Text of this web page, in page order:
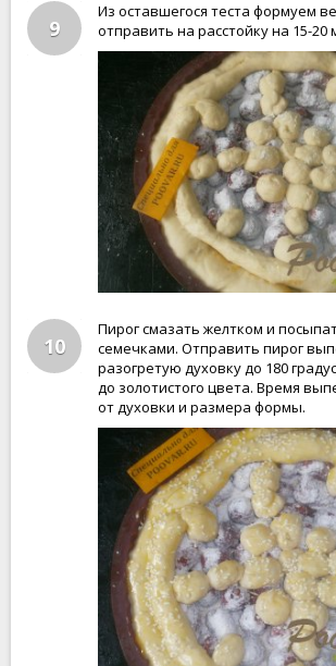
9
Из оставшегося теста формуем
отправить на расстойку на 15-20
10
Пирог смазать желтком и
семечками. Отправить пирог
разогретую духовку до 180
до золотистого цвета. Время
от духовки и размера формы.